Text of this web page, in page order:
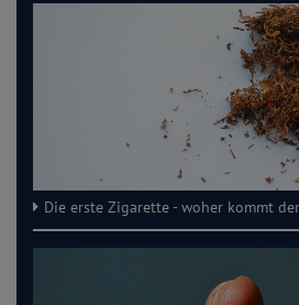
Die erste Zigarette - woher kommt